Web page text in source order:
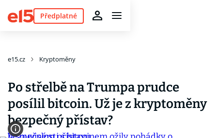
Předplatné
e15.cz Kryptoměny
Po střelbě na Trumpa prudce
posílil bitcoin. Už je z kryptoměny
bezpečný přístav?